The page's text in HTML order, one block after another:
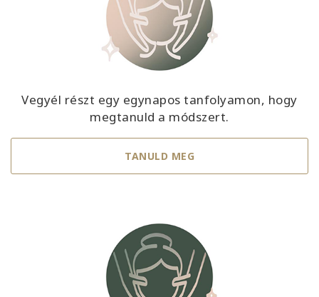
Vegyél részt egy egynapos tanfolyamon, hogy
megtanuld a módszert.
TANULD MEG